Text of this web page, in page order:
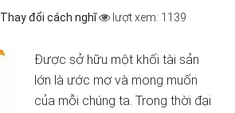
Thay đổi cách nghĩ lượt xem: 1139
Được sở hữu một khối tài sản
lớn là ước mơ và mong muốn
của mỗi chúng ta. Trong thời đại